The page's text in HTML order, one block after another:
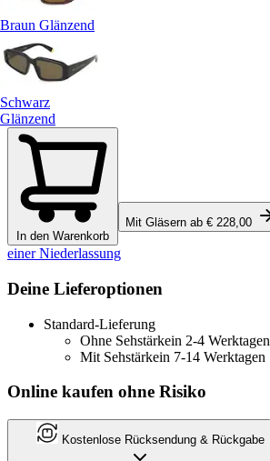
Braun Glänzend
Schwarz
Glänzend
In den Warenkorb
Mit Gläsern ab € 228,00
einer Niederlassung
Deine Lieferoptionen
Standard-Lieferung
Ohne Sehstärkein 2-4 Werktagen
Mit Sehstärkein 7-14 Werktagen
Online kaufen ohne Risiko
Kostenlose Rücksendung & Rückgabe